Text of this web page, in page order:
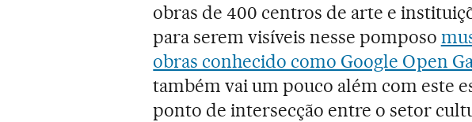
obras de 400 centros de arte e
para serem visíveis nesse pomposo
obras conhecido como Google Open
também vai um pouco além com este
ponto de intersecção entre o setor